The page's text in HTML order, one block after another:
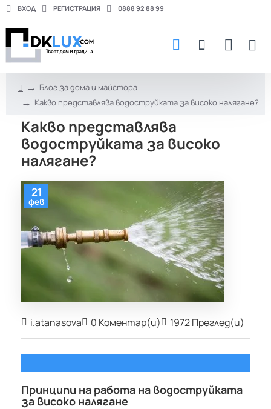
ВХОД РЕГИСТРАЦИЯ 0888 92 88 99
m
e
Блог за дома и майстора
Какво представлява водоструйката за високо налягане?
Какво представлява
водоструйката за високо
налягане?
21
фев
i.atanasova 0 Коментар(и) 1972 Преглед(и)
Принципи на работа на водоструйката
за високо налягане